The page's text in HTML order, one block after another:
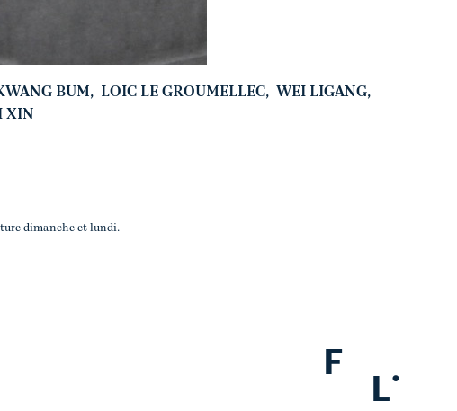
BUM, LOIC LE GROUMELLEC, WEI LIGANG,
XIN
dimanche et lundi.
F
L.